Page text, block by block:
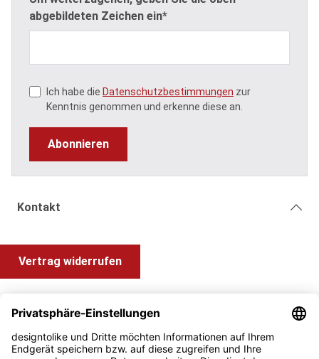
abgebildeten Zeichen ein*
Ich habe die Datenschutzbestimmungen zur
Kenntnis genommen und erkenne diese an.
Abonnieren
Kontakt
Vertrag widerrufen
Information und Impressum